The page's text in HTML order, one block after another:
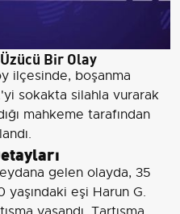
Bir Olay
ilçesinde, boşanma
sokakta silahla vurarak
mahkeme tarafından
gelen olayda, 35
yaşındaki eşi Harun G.